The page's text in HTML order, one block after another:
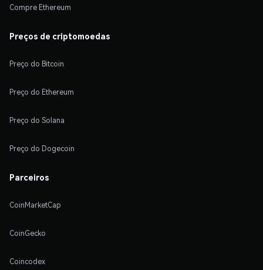
Compre Ethereum
Preços de criptomoedas
Preço do Bitcoin
Preço do Ethereum
Preço do Solana
Preço do Dogecoin
Parceiros
CoinMarketCap
CoinGecko
Coincodex